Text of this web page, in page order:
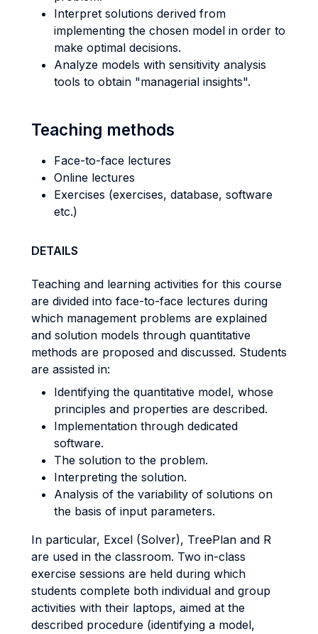
Interpret solutions derived from
implementing the chosen model in order to
make optimal decisions.
Analyze models with sensitivity analysis
tools to obtain "managerial insights".
Teaching methods
Face-to-face lectures
Online lectures
Exercises (exercises, database, software
etc.)
DETAILS
Teaching and learning activities for this course
are divided into face-to-face lectures during
which management problems are explained
and solution models through quantitative
methods are proposed and discussed. Students
are assisted in:
Identifying the quantitative model, whose
principles and properties are described.
Implementation through dedicated
software.
The solution to the problem.
Interpreting the solution.
Analysis of the variability of solutions on
the basis of input parameters.
In particular, Excel (Solver), TreePlan and R
are used in the classroom. Two in-class
exercise sessions are held during which
students complete both individual and group
activities with their laptops, aimed at the
described procedure (identifying a model,